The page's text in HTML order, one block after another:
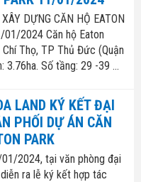
DỰNG CĂN HỘ EATON
01/2024 Căn hộ Eaton
Thọ, TP Thủ Đức (Quận
3.76ha. Số tầng: 29 -39 ...
LAND KÝ KẾT ĐẠI
PHỐI DỰ ÁN CĂN
PARK
2024, tại văn phòng đại
ra lễ ký kết hợp tác